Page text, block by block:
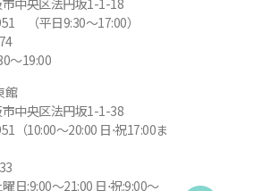
（平日9:30～17:00）
～19:00
館
中央区法円坂1-1-38
（10:00～20:00 日⋅祝17:00ま
日:9:00～21:00 日⋅祝:9:00～